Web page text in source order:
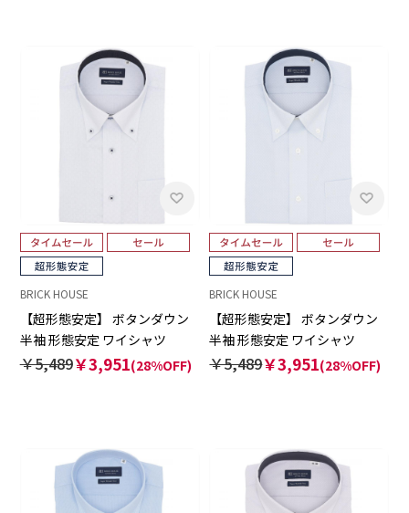
BRICK HOUSE
【超形態安定】 ボタンダウン
半袖 形態安定 ワイシャツ
￥5,489￥3,951(28%OFF)
BRICK HOUSE
【超形態安定】 ボタンダウン
半袖 形態安定 ワイシャツ
￥5,489￥3,951(28%OFF)